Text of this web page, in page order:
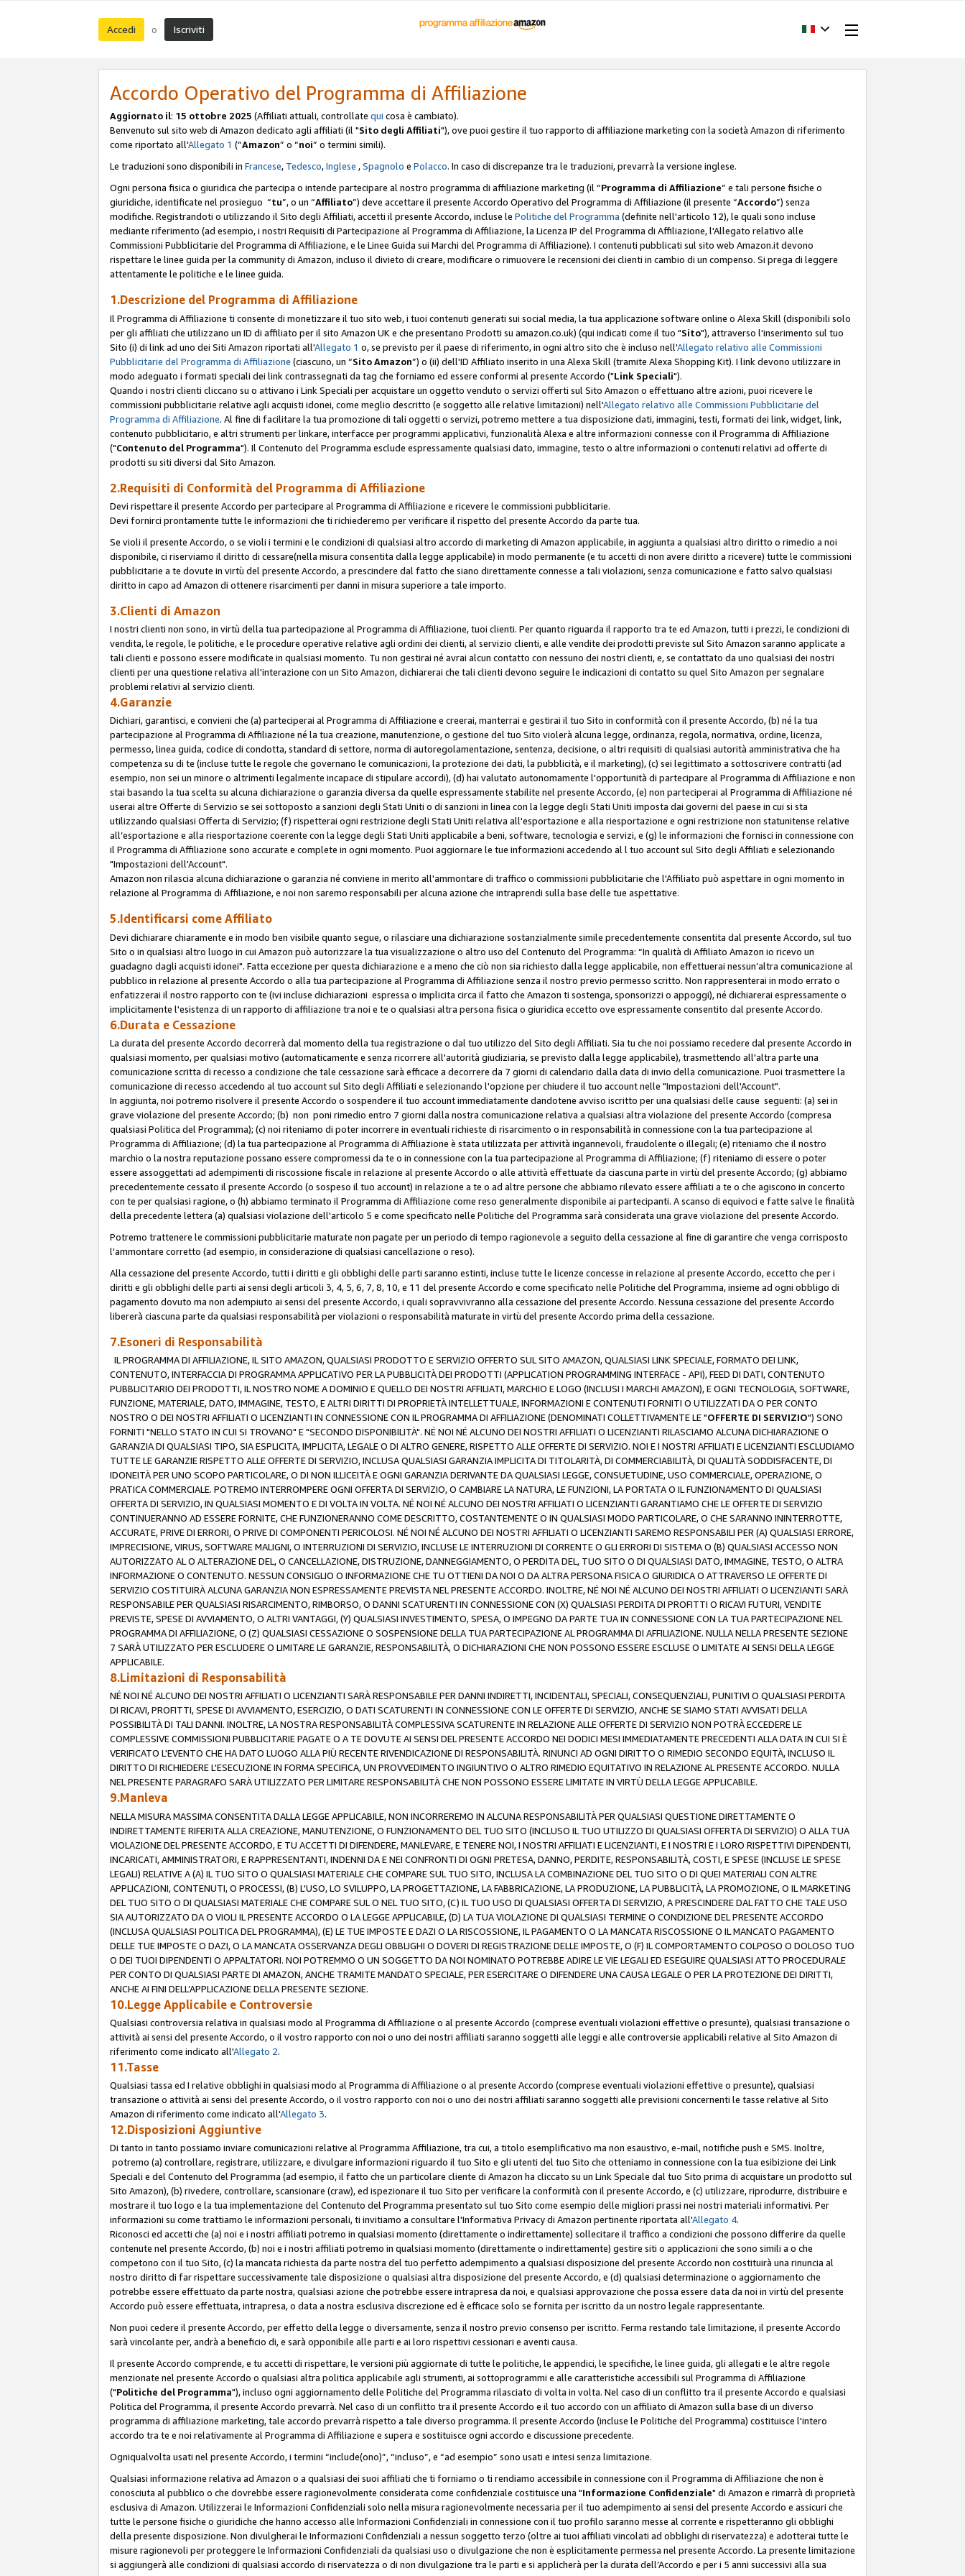
Accedi o Iscriviti
Accordo Operativo del Programma di Affiliazione
Aggiornato il: 15 ottobre 2025 (Affiliati attuali, controllate qui cosa è cambiato).
Benvenuto sul sito web di Amazon dedicato agli affiliati (il "Sito degli Affiliati"), ove puoi gestire il tuo rapporto di affiliazione marketing con la società Amazon di riferimento
come riportato all'Allegato 1 (“Amazon” o “noi” o termini simili).
Le traduzioni sono disponibili in Francese, Tedesco,Inglese ,Spagnolo e Polacco. In caso di discrepanze tra le traduzioni, prevarrà la versione inglese.
Ogni persona fisica o giuridica che partecipa o intende partecipare al nostro programma di affiliazione marketing (il “Programma di Affiliazione” e tali persone fisiche o
giuridiche, identificate nel prosieguo “tu”, o un “Affiliato”) deve accettare il presente Accordo Operativo del Programma di Affiliazione (il presente “Accordo”) senza
modifiche. Registrandoti o utilizzando il Sito degli Affiliati, accetti il presente Accordo, incluse le Politiche del Programma (definite nell'articolo 12), le quali sono incluse
mediante riferimento (ad esempio, i nostri Requisiti di Partecipazione al Programma di Affiliazione, la Licenza IP del Programma di Affiliazione, l'Allegato relativo alle
Commissioni Pubblicitarie del Programma di Affiliazione, e le Linee Guida sui Marchi del Programma di Affiliazione). I contenuti pubblicati sul sito web Amazon.it devono
rispettare le linee guida per la community di Amazon, incluso il divieto di creare, modificare o rimuovere le recensioni dei clienti in cambio di un compenso. Si prega di leggere
attentamente le politiche e le linee guida.
1.Descrizione del Programma di Affiliazione
Il Programma di Affiliazione ti consente di monetizzare il tuo sito web, i tuoi contenuti generati sui social media, la tua applicazione software online o Alexa Skill (disponibili solo
per gli affiliati che utilizzano un ID di affiliato per il sito Amazon UK e che presentano Prodotti su amazon.co.uk) (qui indicati come il tuo "Sito"), attraverso l'inserimento sul tuo
Sito (i) di link ad uno dei Siti Amazon riportati all'Allegato 1 o, se previsto per il paese di riferimento, in ogni altro sito che è incluso nell'Allegato relativo alle Commissioni
Pubblicitarie del Programma di Affiliazione (ciascuno, un “Sito Amazon”) o (ii) dell'ID Affiliato inserito in una Alexa Skill (tramite Alexa Shopping Kit). I link devono utilizzare in
modo adeguato i formati speciali dei link contrassegnati da tag che forniamo ed essere conformi al presente Accordo ("Link Speciali").
Quando i nostri clienti cliccano su o attivano i Link Speciali per acquistare un oggetto venduto o servizi offerti sul Sito Amazon o effettuano altre azioni, puoi ricevere le
commissioni pubblicitarie relative agli acquisti idonei, come meglio descritto (e soggetto alle relative limitazioni) nell'Allegato relativo alle Commissioni Pubblicitarie del
Programma di Affiliazione. Al fine di facilitare la tua promozione di tali oggetti o servizi, potremo mettere a tua disposizione dati, immagini, testi, formati dei link, widget, link,
contenuto pubblicitario, e altri strumenti per linkare, interfacce per programmi applicativi, funzionalità Alexa e altre informazioni connesse con il Programma di Affiliazione
("Contenuto del Programma"). Il Contenuto del Programma esclude espressamente qualsiasi dato, immagine, testo o altre informazioni o contenuti relativi ad offerte di
prodotti su siti diversi dal Sito Amazon.
2.Requisiti di Conformità del Programma di Affiliazione
Devi rispettare il presente Accordo per partecipare al Programma di Affiliazione e ricevere le commissioni pubblicitarie.
Devi fornirci prontamente tutte le informazioni che ti richiederemo per verificare il rispetto del presente Accordo da parte tua.
Se violi il presente Accordo, o se violi i termini e le condizioni di qualsiasi altro accordo di marketing di Amazon applicabile, in aggiunta a qualsiasi altro diritto o rimedio a noi
disponibile, ci riserviamo il diritto di cessare(nella misura consentita dalla legge applicabile) in modo permanente (e tu accetti di non avere diritto a ricevere) tutte le commissioni
pubblicitarie a te dovute in virtù del presente Accordo, a prescindere dal fatto che siano direttamente connesse a tali violazioni, senza comunicazione e fatto salvo qualsiasi
diritto in capo ad Amazon di ottenere risarcimenti per danni in misura superiore a tale importo.
3.Clienti di Amazon
I nostri clienti non sono, in virtù della tua partecipazione al Programma di Affiliazione, tuoi clienti. Per quanto riguarda il rapporto tra te ed Amazon, tutti i prezzi, le condizioni di
vendita, le regole, le politiche, e le procedure operative relative agli ordini dei clienti, al servizio clienti, e alle vendite dei prodotti previste sul Sito Amazon saranno applicate a
tali clienti e possono essere modificate in qualsiasi momento. Tu non gestirai né avrai alcun contatto con nessuno dei nostri clienti, e, se contattato da uno qualsiasi dei nostri
clienti per una questione relativa all'interazione con un Sito Amazon, dichiarerai che tali clienti devono seguire le indicazioni di contatto su quel Sito Amazon per segnalare
problemi relativi al servizio clienti.
4.Garanzie
Dichiari, garantisci, e convieni che (a) parteciperai al Programma di Affiliazione e creerai, manterrai e gestirai il tuo Sito in conformità con il presente Accordo, (b) né la tua
partecipazione al Programma di Affiliazione né la tua creazione, manutenzione, o gestione del tuo Sito violerà alcuna legge, ordinanza, regola, normativa, ordine, licenza,
permesso, linea guida, codice di condotta, standard di settore, norma di autoregolamentazione, sentenza, decisione, o altri requisiti di qualsiasi autorità amministrativa che ha
competenza su di te (incluse tutte le regole che governano le comunicazioni, la protezione dei dati, la pubblicità, e il marketing), (c) sei legittimato a sottoscrivere contratti (ad
esempio, non sei un minore o altrimenti legalmente incapace di stipulare accordi), (d) hai valutato autonomamente l'opportunità di partecipare al Programma di Affiliazione e non
stai basando la tua scelta su alcuna dichiarazione o garanzia diversa da quelle espressamente stabilite nel presente Accordo, (e) non parteciperai al Programma di Affiliazione né
userai altre Offerte di Servizio se sei sottoposto a sanzioni degli Stati Uniti o di sanzioni in linea con la legge degli Stati Uniti imposta dai governi del paese in cui si sta
utilizzando qualsiasi Offerta di Servizio; (f) rispetterai ogni restrizione degli Stati Uniti relativa all'esportazione e alla riesportazione e ogni restrizione non statunitense relative
all’esportazione e alla riesportazione coerente con la legge degli Stati Uniti applicabile a beni, software, tecnologia e servizi, e (g) le informazioni che fornisci in connessione con
il Programma di Affiliazione sono accurate e complete in ogni momento. Puoi aggiornare le tue informazioni accedendo al l tuo account sul Sito degli Affiliati e selezionando
"Impostazioni dell'Account".
Amazon non rilascia alcuna dichiarazione o garanzia né conviene in merito all'ammontare di traffico o commissioni pubblicitarie che l'Affiliato può aspettare in ogni momento in
relazione al Programma di Affiliazione, e noi non saremo responsabili per alcuna azione che intraprendi sulla base delle tue aspettative.
5.Identificarsi come Affiliato
Devi dichiarare chiaramente e in modo ben visibile quanto segue, o rilasciare una dichiarazione sostanzialmente simile precedentemente consentita dal presente Accordo, sul tuo
Sito o in qualsiasi altro luogo in cui Amazon può autorizzare la tua visualizzazione o altro uso del Contenuto del Programma: “In qualità di Affiliato Amazon io ricevo un
guadagno dagli acquisti idonei". Fatta eccezione per questa dichiarazione e a meno che ciò non sia richiesto dalla legge applicabile, non effettuerai nessun’altra comunicazione al
pubblico in relazione al presente Accordo o alla tua partecipazione al Programma di Affiliazione senza il nostro previo permesso scritto. Non rappresenterai in modo errato o
enfatizzerai il nostro rapporto con te (ivi incluse dichiarazioni espressa o implicita circa il fatto che Amazon ti sostenga, sponsorizzi o appoggi), né dichiarerai espressamente o
implicitamente l'esistenza di un rapporto di affiliazione tra noi e te o qualsiasi altra persona fisica o giuridica eccetto ove espressamente consentito dal presente Accordo.
6.Durata e Cessazione
La durata del presente Accordo decorrerà dal momento della tua registrazione o dal tuo utilizzo del Sito degli Affiliati. Sia tu che noi possiamo recedere dal presente Accordo in
qualsiasi momento, per qualsiasi motivo (automaticamente e senza ricorrere all'autorità giudiziaria, se previsto dalla legge applicabile), trasmettendo all'altra parte una
comunicazione scritta di recesso a condizione che tale cessazione sarà efficace a decorrere da 7 giorni di calendario dalla data di invio della comunicazione. Puoi trasmettere la
comunicazione di recesso accedendo al tuo account sul Sito degli Affiliati e selezionando l'opzione per chiudere il tuo account nelle "Impostazioni dell'Account".
In aggiunta, noi potremo risolvere il presente Accordo o sospendere il tuo account immediatamente dandotene avviso iscritto per una qualsiasi delle cause seguenti: (a) sei in
grave violazione del presente Accordo; (b) non poni rimedio entro 7 giorni dalla nostra comunicazione relativa a qualsiasi altra violazione del presente Accordo (compresa
qualsiasi Politica del Programma); (c) noi riteniamo di poter incorrere in eventuali richieste di risarcimento o in responsabilità in connessione con la tua partecipazione al
Programma di Affiliazione; (d) la tua partecipazione al Programma di Affiliazione è stata utilizzata per attività ingannevoli, fraudolente o illegali; (e) riteniamo che il nostro
marchio o la nostra reputazione possano essere compromessi da te o in connessione con la tua partecipazione al Programma di Affiliazione; (f) riteniamo di essere o poter
essere assoggettati ad adempimenti di riscossione fiscale in relazione al presente Accordo o alle attività effettuate da ciascuna parte in virtù del presente Accordo; (g) abbiamo
precedentemente cessato il presente Accordo (o sospeso il tuo account) in relazione a te o ad altre persone che abbiamo rilevato essere affiliati a te o che agiscono in concerto
con te per qualsiasi ragione, o (h) abbiamo terminato il Programma di Affiliazione come reso generalmente disponibile ai partecipanti. A scanso di equivoci e fatte salve le finalità
della precedente lettera (a) qualsiasi violazione dell'articolo 5 e come specificato nelle Politiche del Programma sarà considerata una grave violazione del presente Accordo.
Potremo trattenere le commissioni pubblicitarie maturate non pagate per un periodo di tempo ragionevole a seguito della cessazione al fine di garantire che venga corrisposto
l'ammontare corretto (ad esempio, in considerazione di qualsiasi cancellazione o reso).
Alla cessazione del presente Accordo, tutti i diritti e gli obblighi delle parti saranno estinti, incluse tutte le licenze concesse in relazione al presente Accordo, eccetto che per i
diritti e gli obblighi delle parti ai sensi degli articoli 3, 4, 5, 6, 7, 8, 10, e 11 del presente Accordo e come specificato nelle Politiche del Programma, insieme ad ogni obbligo di
pagamento dovuto ma non adempiuto ai sensi del presente Accordo, i quali sopravvivranno alla cessazione del presente Accordo. Nessuna cessazione del presente Accordo
libererà ciascuna parte da qualsiasi responsabilità per violazioni o responsabilità maturate in virtù del presente Accordo prima della cessazione.
7.Esoneri di Responsabilità
IL PROGRAMMA DI AFFILIAZIONE, IL SITO AMAZON, QUALSIASI PRODOTTO E SERVIZIO OFFERTO SUL SITO AMAZON, QUALSIASI LINK SPECIALE, FORMATO DEI LINK,
CONTENUTO, INTERFACCIA DI PROGRAMMA APPLICATIVO PER LA PUBBLICITÀ DEI PRODOTTI (APPLICATION PROGRAMMING INTERFACE - API), FEED DI DATI, CONTENUTO
PUBBLICITARIO DEI PRODOTTI, IL NOSTRO NOME A DOMINIO E QUELLO DEI NOSTRI AFFILIATI, MARCHIO E LOGO (INCLUSI I MARCHI AMAZON), E OGNI TECNOLOGIA, SOFTWARE,
FUNZIONE, MATERIALE, DATO, IMMAGINE, TESTO, E ALTRI DIRITTI DI PROPRIETÀ INTELLETTUALE, INFORMAZIONI E CONTENUTI FORNITI O UTILIZZATI DA O PER CONTO
NOSTRO O DEI NOSTRI AFFILIATI O LICENZIANTI IN CONNESSIONE CON IL PROGRAMMA DI AFFILIAZIONE (DENOMINATI COLLETTIVAMENTE LE "OFFERTE DI SERVIZIO") SONO
FORNITI "NELLO STATO IN CUI SI TROVANO" E "SECONDO DISPONIBILITÀ". NÉ NOI NÉ ALCUNO DEI NOSTRI AFFILIATI O LICENZIANTI RILASCIAMO ALCUNA DICHIARAZIONE O
GARANZIA DI QUALSIASI TIPO, SIA ESPLICITA, IMPLICITA, LEGALE O DI ALTRO GENERE, RISPETTO ALLE OFFERTE DI SERVIZIO. NOI E I NOSTRI AFFILIATI E LICENZIANTI ESCLUDIAMO
TUTTE LE GARANZIE RISPETTO ALLE OFFERTE DI SERVIZIO, INCLUSA QUALSIASI GARANZIA IMPLICITA DI TITOLARITÀ, DI COMMERCIABILITÀ, DI QUALITÀ SODDISFACENTE, DI
IDONEITÀ PER UNO SCOPO PARTICOLARE, O DI NON ILLICEITÀ E OGNI GARANZIA DERIVANTE DA QUALSIASI LEGGE, CONSUETUDINE, USO COMMERCIALE, OPERAZIONE, O
PRATICA COMMERCIALE. POTREMO INTERROMPERE OGNI OFFERTA DI SERVIZIO, O CAMBIARE LA NATURA, LE FUNZIONI, LA PORTATA O IL FUNZIONAMENTO DI QUALSIASI
OFFERTA DI SERVIZIO, IN QUALSIASI MOMENTO E DI VOLTA IN VOLTA. NÉ NOI NÉ ALCUNO DEI NOSTRI AFFILIATI O LICENZIANTI GARANTIAMO CHE LE OFFERTE DI SERVIZIO
CONTINUERANNO AD ESSERE FORNITE, CHE FUNZIONERANNO COME DESCRITTO, COSTANTEMENTE O IN QUALSIASI MODO PARTICOLARE, O CHE SARANNO ININTERROTTE,
ACCURATE, PRIVE DI ERRORI, O PRIVE DI COMPONENTI PERICOLOSI. NÉ NOI NÉ ALCUNO DEI NOSTRI AFFILIATI O LICENZIANTI SAREMO RESPONSABILI PER (A) QUALSIASI ERRORE,
IMPRECISIONE, VIRUS, SOFTWARE MALIGNI, O INTERRUZIONI DI SERVIZIO, INCLUSE LE INTERRUZIONI DI CORRENTE O GLI ERRORI DI SISTEMA O (B) QUALSIASI ACCESSO NON
AUTORIZZATO AL O ALTERAZIONE DEL, O CANCELLAZIONE, DISTRUZIONE, DANNEGGIAMENTO, O PERDITA DEL, TUO SITO O DI QUALSIASI DATO, IMMAGINE, TESTO, O ALTRA
INFORMAZIONE O CONTENUTO. NESSUN CONSIGLIO O INFORMAZIONE CHE TU OTTIENI DA NOI O DA ALTRA PERSONA FISICA O GIURIDICA O ATTRAVERSO LE OFFERTE DI
SERVIZIO COSTITUIRÀ ALCUNA GARANZIA NON ESPRESSAMENTE PREVISTA NEL PRESENTE ACCORDO. INOLTRE, NÉ NOI NÉ ALCUNO DEI NOSTRI AFFILIATI O LICENZIANTI SARÀ
RESPONSABILE PER QUALSIASI RISARCIMENTO, RIMBORSO, O DANNI SCATURENTI IN CONNESSIONE CON (X) QUALSIASI PERDITA DI PROFITTI O RICAVI FUTURI, VENDITE
PREVISTE, SPESE DI AVVIAMENTO, O ALTRI VANTAGGI, (Y) QUALSIASI INVESTIMENTO, SPESA, O IMPEGNO DA PARTE TUA IN CONNESSIONE CON LA TUA PARTECIPAZIONE NEL
PROGRAMMA DI AFFILIAZIONE, O (Z) QUALSIASI CESSAZIONE O SOSPENSIONE DELLA TUA PARTECIPAZIONE AL PROGRAMMA DI AFFILIAZIONE. NULLA NELLA PRESENTE SEZIONE
7 SARÀ UTILIZZATO PER ESCLUDERE O LIMITARE LE GARANZIE, RESPONSABILITÀ, O DICHIARAZIONI CHE NON POSSONO ESSERE ESCLUSE O LIMITATE AI SENSI DELLA LEGGE
APPLICABILE.
8.Limitazioni di Responsabilità
NÉ NOI NÉ ALCUNO DEI NOSTRI AFFILIATI O LICENZIANTI SARÀ RESPONSABILE PER DANNI INDIRETTI, INCIDENTALI, SPECIALI, CONSEQUENZIALI, PUNITIVI O QUALSIASI PERDITA
DI RICAVI, PROFITTI, SPESE DI AVVIAMENTO, ESERCIZIO, O DATI SCATURENTI IN CONNESSIONE CON LE OFFERTE DI SERVIZIO, ANCHE SE SIAMO STATI AVVISATI DELLA
POSSIBILITÀ DI TALI DANNI. INOLTRE, LA NOSTRA RESPONSABILITÀ COMPLESSIVA SCATURENTE IN RELAZIONE ALLE OFFERTE DI SERVIZIO NON POTRÀ ECCEDERE LE
COMPLESSIVE COMMISSIONI PUBBLICITARIE PAGATE O A TE DOVUTE AI SENSI DEL PRESENTE ACCORDO NEI DODICI MESI IMMEDIATAMENTE PRECEDENTI ALLA DATA IN CUI SI È
VERIFICATO L'EVENTO CHE HA DATO LUOGO ALLA PIÙ RECENTE RIVENDICAZIONE DI RESPONSABILITÀ. RINUNCI AD OGNI DIRITTO O RIMEDIO SECONDO EQUITÀ, INCLUSO IL
DIRITTO DI RICHIEDERE L'ESECUZIONE IN FORMA SPECIFICA, UN PROVVEDIMENTO INGIUNTIVO O ALTRO RIMEDIO EQUITATIVO IN RELAZIONE AL PRESENTE ACCORDO. NULLA
NEL PRESENTE PARAGRAFO SARÀ UTILIZZATO PER LIMITARE RESPONSABILITÀ CHE NON POSSONO ESSERE LIMITATE IN VIRTÙ DELLA LEGGE APPLICABILE.
9.Manleva
NELLA MISURA MASSIMA CONSENTITA DALLA LEGGE APPLICABILE, NON INCORREREMO IN ALCUNA RESPONSABILITÀ PER QUALSIASI QUESTIONE DIRETTAMENTE O
INDIRETTAMENTE RIFERITA ALLA CREAZIONE, MANUTENZIONE, O FUNZIONAMENTO DEL TUO SITO (INCLUSO IL TUO UTILIZZO DI QUALSIASI OFFERTA DI SERVIZIO) O ALLA TUA
VIOLAZIONE DEL PRESENTE ACCORDO, E TU ACCETTI DI DIFENDERE, MANLEVARE, E TENERE NOI, I NOSTRI AFFILIATI E LICENZIANTI, E I NOSTRI E I LORO RISPETTIVI DIPENDENTI,
INCARICATI, AMMINISTRATORI, E RAPPRESENTANTI, INDENNI DA E NEI CONFRONTI DI OGNI PRETESA, DANNO, PERDITE, RESPONSABILITÀ, COSTI, E SPESE (INCLUSE LE SPESE
LEGALI) RELATIVE A (A) IL TUO SITO O QUALSIASI MATERIALE CHE COMPARE SUL TUO SITO, INCLUSA LA COMBINAZIONE DEL TUO SITO O DI QUEI MATERIALI CON ALTRE
APPLICAZIONI, CONTENUTI, O PROCESSI, (B) L'USO, LO SVILUPPO, LA PROGETTAZIONE, LA FABBRICAZIONE, LA PRODUZIONE, LA PUBBLICITÀ, LA PROMOZIONE, O IL MARKETING
DEL TUO SITO O DI QUALSIASI MATERIALE CHE COMPARE SUL O NEL TUO SITO, (C) IL TUO USO DI QUALSIASI OFFERTA DI SERVIZIO, A PRESCINDERE DAL FATTO CHE TALE USO
SIA AUTORIZZATO DA O VIOLI IL PRESENTE ACCORDO O LA LEGGE APPLICABILE, (D) LA TUA VIOLAZIONE DI QUALSIASI TERMINE O CONDIZIONE DEL PRESENTE ACCORDO
(INCLUSA QUALSIASI POLITICA DEL PROGRAMMA), (E) LE TUE IMPOSTE E DAZI O LA RISCOSSIONE, IL PAGAMENTO O LA MANCATA RISCOSSIONE O IL MANCATO PAGAMENTO
DELLE TUE IMPOSTE O DAZI, O LA MANCATA OSSERVANZA DEGLI OBBLIGHI O DOVERI DI REGISTRAZIONE DELLE IMPOSTE, O (F) IL COMPORTAMENTO COLPOSO O DOLOSO TUO
O DEI TUOI DIPENDENTI O APPALTATORI. NOI POTREMMO O UN SOGGETTO DA NOI NOMINATO POTREBBE ADIRE LE VIE LEGALI ED ESEGUIRE QUALSIASI ATTO PROCEDURALE
PER CONTO DI QUALSIASI PARTE DI AMAZON, ANCHE TRAMITE MANDATO SPECIALE, PER ESERCITARE O DIFENDERE UNA CAUSA LEGALE O PER LA PROTEZIONE DEI DIRITTI,
ANCHE AI FINI DELL’APPLICAZIONE DELLA PRESENTE SEZIONE.
10.Legge Applicabile e Controversie
Qualsiasi controversia relativa in qualsiasi modo al Programma di Affiliazione o al presente Accordo (comprese eventuali violazioni effettive o presunte), qualsiasi transazione o
attività ai sensi del presente Accordo, o il vostro rapporto con noi o uno dei nostri affiliati saranno soggetti alle leggi e alle controversie applicabili relative al Sito Amazon di
riferimento come indicato all'Allegato 2.
11.Tasse
Qualsiasi tassa ed I relative obblighi in qualsiasi modo al Programma di Affiliazione o al presente Accordo (comprese eventuali violazioni effettive o presunte), qualsiasi
transazione o attività ai sensi del presente Accordo, o il vostro rapporto con noi o uno dei nostri affiliati saranno soggetti alle previsioni concernenti le tasse relative al Sito
Amazon di riferimento come indicato all'Allegato 3.
12.Disposizioni Aggiuntive
Di tanto in tanto possiamo inviare comunicazioni relative al Programma Affiliazione, tra cui, a titolo esemplificativo ma non esaustivo, e-mail, notifiche push e SMS. Inoltre,
potremo (a) controllare, registrare, utilizzare, e divulgare informazioni riguardo il tuo Sito e gli utenti del tuo Sito che otteniamo in connessione con la tua esibizione dei Link
Speciali e del Contenuto del Programma (ad esempio, il fatto che un particolare cliente di Amazon ha cliccato su un Link Speciale dal tuo Sito prima di acquistare un prodotto sul
Sito Amazon), (b) rivedere, controllare, scansionare (craw), ed ispezionare il tuo Sito per verificare la conformità con il presente Accordo, e (c) utilizzare, riprodurre, distribuire e
mostrare il tuo logo e la tua implementazione del Contenuto del Programma presentato sul tuo Sito come esempio delle migliori prassi nei nostri materiali informativi. Per
informazioni su come trattiamo le informazioni personali, ti invitiamo a consultare l'Informativa Privacy di Amazon pertinente riportata all'Allegato 4.
Riconosci ed accetti che (a) noi e i nostri affiliati potremo in qualsiasi momento (direttamente o indirettamente) sollecitare il traffico a condizioni che possono differire da quelle
contenute nel presente Accordo, (b) noi e i nostri affiliati potremo in qualsiasi momento (direttamente o indirettamente) gestire siti o applicazioni che sono simili a o che
competono con il tuo Sito, (c) la mancata richiesta da parte nostra del tuo perfetto adempimento a qualsiasi disposizione del presente Accordo non costituirà una rinuncia al
nostro diritto di far rispettare successivamente tale disposizione o qualsiasi altra disposizione del presente Accordo, e (d) qualsiasi determinazione o aggiornamento che
potrebbe essere effettuato da parte nostra, qualsiasi azione che potrebbe essere intrapresa da noi, e qualsiasi approvazione che possa essere data da noi in virtù del presente
Accordo può essere effettuata, intrapresa, o data a nostra esclusiva discrezione ed è efficace solo se fornita per iscritto da un nostro legale rappresentante.
Non puoi cedere il presente Accordo, per effetto della legge o diversamente, senza il nostro previo consenso per iscritto. Ferma restando tale limitazione, il presente Accordo
sarà vincolante per, andrà a beneficio di, e sarà opponibile alle parti e ai loro rispettivi cessionari e aventi causa.
Il presente Accordo comprende, e tu accetti di rispettare, le versioni più aggiornate di tutte le politiche, le appendici, le specifiche, le linee guida, gli allegati e le altre regole
menzionate nel presente Accordo o qualsiasi altra politica applicabile agli strumenti, ai sottoprogrammi e alle caratteristiche accessibili sul Programma di Affiliazione
("Politiche del Programma"), incluso ogni aggiornamento delle Politiche del Programma rilasciato di volta in volta. Nel caso di un conflitto tra il presente Accordo e qualsiasi
Politica del Programma, il presente Accordo prevarrà. Nel caso di un conflitto tra il presente Accordo e il tuo accordo con un affiliato di Amazon sulla base di un diverso
programma di affiliazione marketing, tale accordo prevarrà rispetto a tale diverso programma. Il presente Accordo (incluse le Politiche del Programma) costituisce l'intero
accordo tra te e noi relativamente al Programma di Affiliazione e supera e sostituisce ogni accordo e discussione precedente.
Ogniqualvolta usati nel presente Accordo, i termini “include(ono)”, “incluso”, e “ad esempio” sono usati e intesi senza limitazione.
Qualsiasi informazione relativa ad Amazon o a qualsiasi dei suoi affiliati che ti forniamo o ti rendiamo accessibile in connessione con il Programma di Affiliazione che non è
conosciuta al pubblico o che dovrebbe essere ragionevolmente considerata come confidenziale costituisce una "Informazione Confidenziale" di Amazon e rimarrà di proprietà
esclusiva di Amazon. Utilizzerai le Informazioni Confidenziali solo nella misura ragionevolmente necessaria per il tuo adempimento ai sensi del presente Accordo e assicuri che
tutte le persone fisiche o giuridiche che hanno accesso alle Informazioni Confidenziali in connessione con il tuo profilo saranno messe al corrente e rispetteranno gli obblighi
della presente disposizione. Non divulgherai le Informazioni Confidenziali a nessun soggetto terzo (oltre ai tuoi affiliati vincolati ad obblighi di riservatezza) e adotterai tutte le
misure ragionevoli per proteggere le Informazioni Confidenziali da qualsiasi uso o divulgazione che non è esplicitamente permessa nel presente Accordo. La presente limitazione
si aggiungerà alle condizioni di qualsiasi accordo di riservatezza o di non divulgazione tra le parti e si applicherà per la durata dell’Accordo e per i 5 anni successivi alla sua